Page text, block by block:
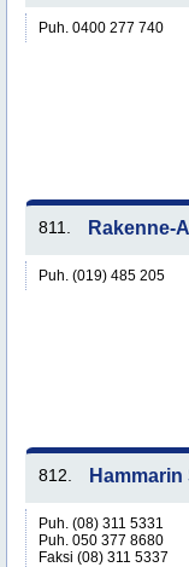
Puh. 0400 277 740
811. Rakenne-
Puh. (019) 485 205
812.
Puh. (08) 311 5331
Puh. 050 377 8680
Faksi (08) 311 5337